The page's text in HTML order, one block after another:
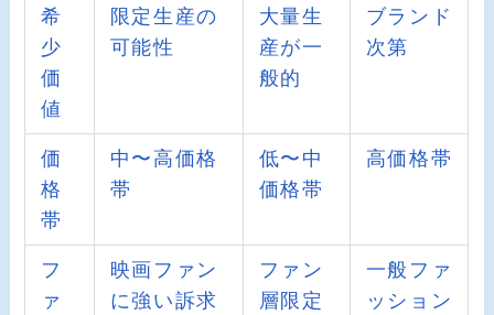
希
少
価
値
限定生産の
可能性
大量生
産が一
般的
ブランド
次第
価
格
帯
中〜高価格
帯
低〜中
価格帯
高価格帯
フ
ァ
映画ファン
に強い訴求
ファン
層限定
一般ファ
ッション